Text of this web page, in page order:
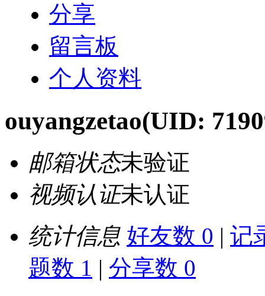
分享
留言板
个人资料
ouyangzetao(UID:
邮箱状态未验证
视频认证未认证
统计信息 好友数 0 | 记
题数 1 | 分享数 0